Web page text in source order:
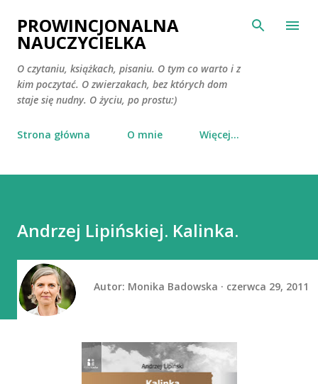
Przejdź do głównej zawartości
PROWINCJONALNA
NAUCZYCIELKA
O czytaniu, książkach, pisaniu. O tym co warto i z
kim poczytać. O zwierzakach, bez których dom
staje się nudny. O życiu, po prostu:)
Strona główna O mnie Więcej…
Andrzej Lipińskiej. Kalinka.
Autor: Monika Badowska czerwca 29, 2011